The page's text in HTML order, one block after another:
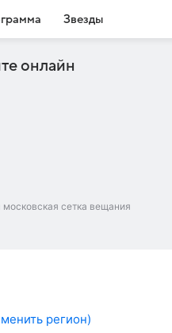
Звезды
онлайн
московская сетка вещания
регион)